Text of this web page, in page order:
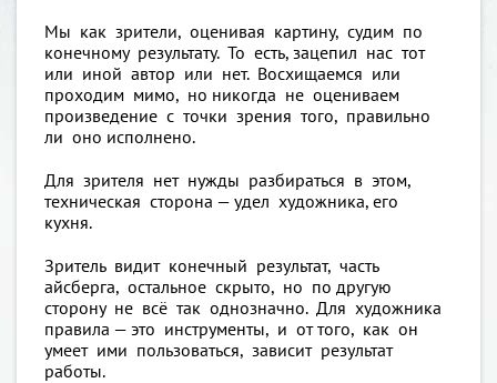
Мы как зрители, оценивая картину, судим по
конечному результату. То есть, зацепил нас тот
или иной автор или нет. Восхищаемся или
проходим мимо, но никогда не оцениваем
произведение с точки зрения того, правильно
ли оно исполнено.
Для зрителя нет нужды разбираться в этом,
техническая сторона — удел художника, его
кухня.
Зритель видит конечный результат, часть
айсберга, остальное скрыто, но по другую
сторону не всё так однозначно. Для художника
правила — это инструменты, и от того, как он
умеет ими пользоваться, зависит результат
работы.